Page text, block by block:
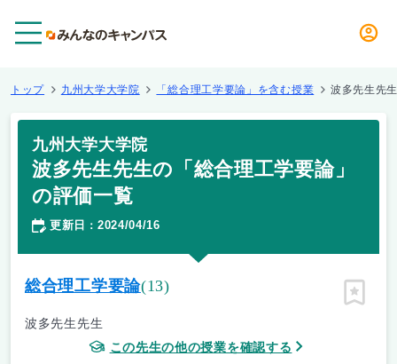
トップ 九州大学大学院 「総合理工学要論」を含む授業 波多先生先
九州大学大学院
波多先生先生の「総合理工学要論」
の評価一覧
更新日 ： 2024/04/16
総合理工学要論(13)
波多先生先生
この先生の他の授業を確認する
ピン留